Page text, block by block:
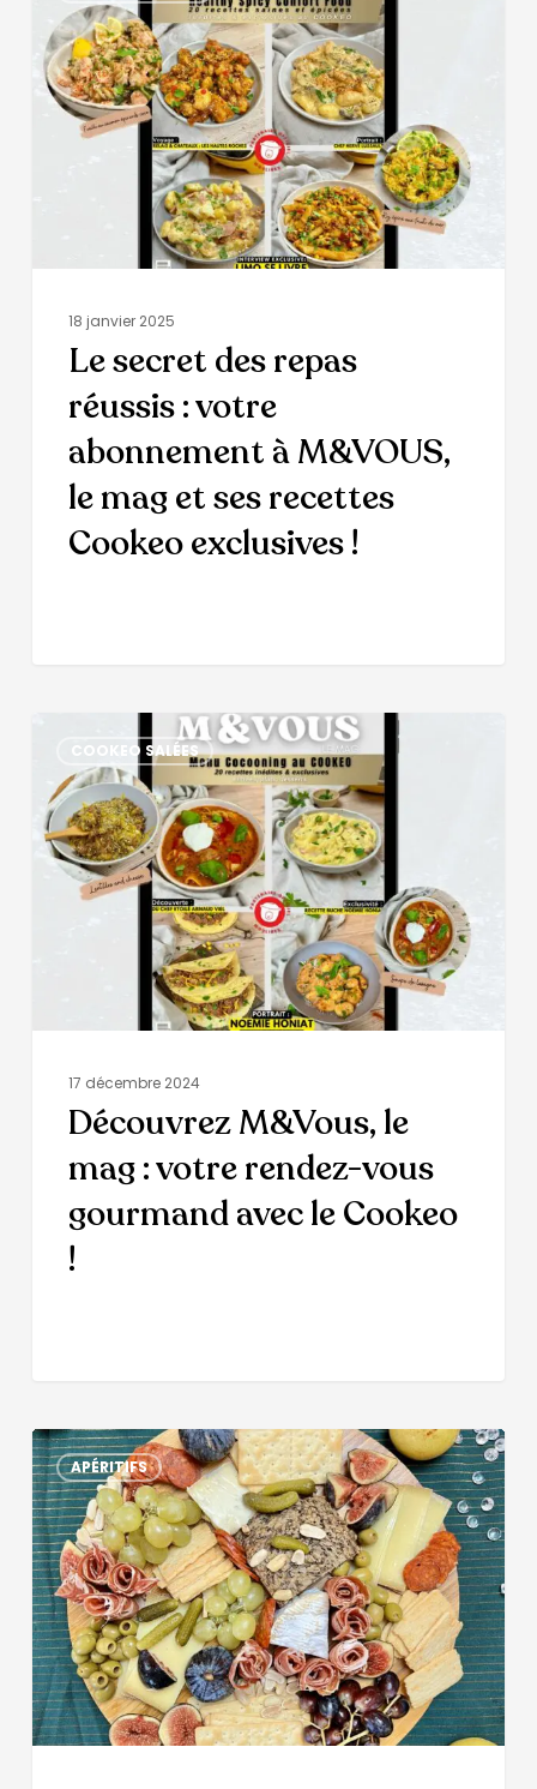
18 janvier 2025
Le secret des repas
réussis : votre
abonnement à M&VOUS,
le mag et ses recettes
Cookeo exclusives !
COOKEO SALÉES
17 décembre 2024
Découvrez M&Vous, le
mag : votre rendez-vous
gourmand avec le Cookeo
!
APÉRITIFS